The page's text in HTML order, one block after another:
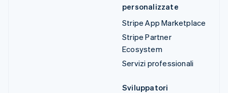
personalizzate
Stripe App Marketplace
Stripe Partner
Ecosystem
Servizi professionali
Sviluppatori